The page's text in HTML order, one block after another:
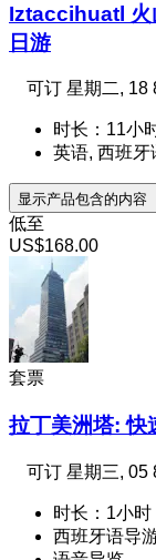
Iztaccihuatl 火
日游
可订 星期二, 18
时长：11小
英语, 西班牙
显示产品包含的内容
低至
US$168.00
套票
拉丁美洲塔: 快
可订 星期三, 05
时长：1小时
西班牙语导